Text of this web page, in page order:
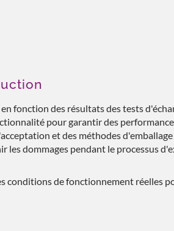
fonction des résultats des tests
pour garantir des
et des méthodes
les dommages pendant le processus
conditions de fonctionnement réelles